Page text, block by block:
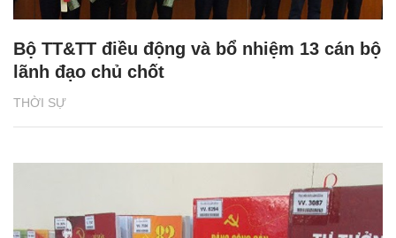
THỜI SỰ
Bộ TT&TT điều động và bổ nhiệm 13 cán bộ
lãnh đạo chủ chốt